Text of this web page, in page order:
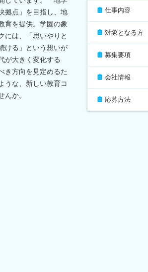
拠点」を目指し、地
育を提供。学園の象
には、「思いやりと
ける」という想いが
が大きく変化する
き方向を見定めるた
うな、新しい教育コ
んか。
仕事内容
対象となる方
募集要項
会社情報
応募方法